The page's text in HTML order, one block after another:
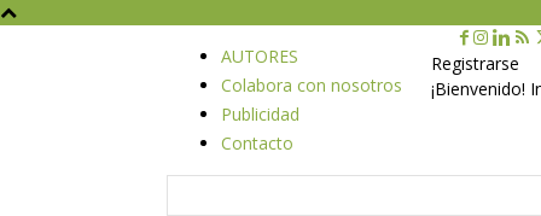
AUTORES
Colabora con nosotros
Publicidad
Contacto
Registrarse
¡Bienvenido!